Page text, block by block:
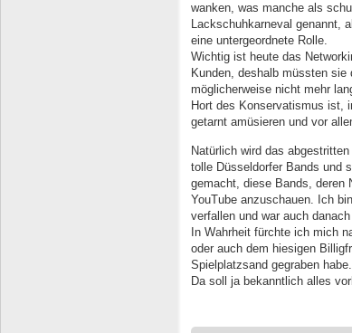
wanken, was manche als
Lackschuhkarneval genannt,
eine untergeordnete Rolle.
Wichtig ist heute das
Kunden, deshalb müssten sie
möglicherweise nicht mehr
Hort des Konservatismus ist,
getarnt amüsieren und vor
Natürlich wird das
tolle Düsseldorfer Bands und
gemacht, diese Bands, deren
YouTube anzuschauen. Ich
verfallen und war auch
In Wahrheit fürchte ich mich
oder auch dem hiesigen
Spielplatzsand gegraben
Da soll ja bekanntlich alles